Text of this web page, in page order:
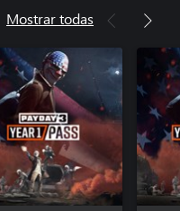
Mostrar todas